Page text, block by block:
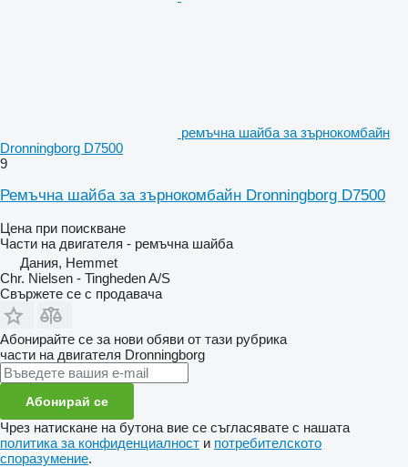
ремъчна шайба за зърнокомбайн
Dronningborg D7500
9
Ремъчна шайба за зърнокомбайн Dronningborg D7500
Цена при поискване
Части на двигателя - ремъчна шайба
Дания, Hemmet
Chr. Nielsen - Tingheden A/S
Свържете се с продавача
Абонирайте се за нови обяви от тази рубрика
части на двигателя Dronningborg
Абонирай се
Чрез натискане на бутона вие се съгласявате с нашата
политика за конфиденциалност и потребителското
споразумение.